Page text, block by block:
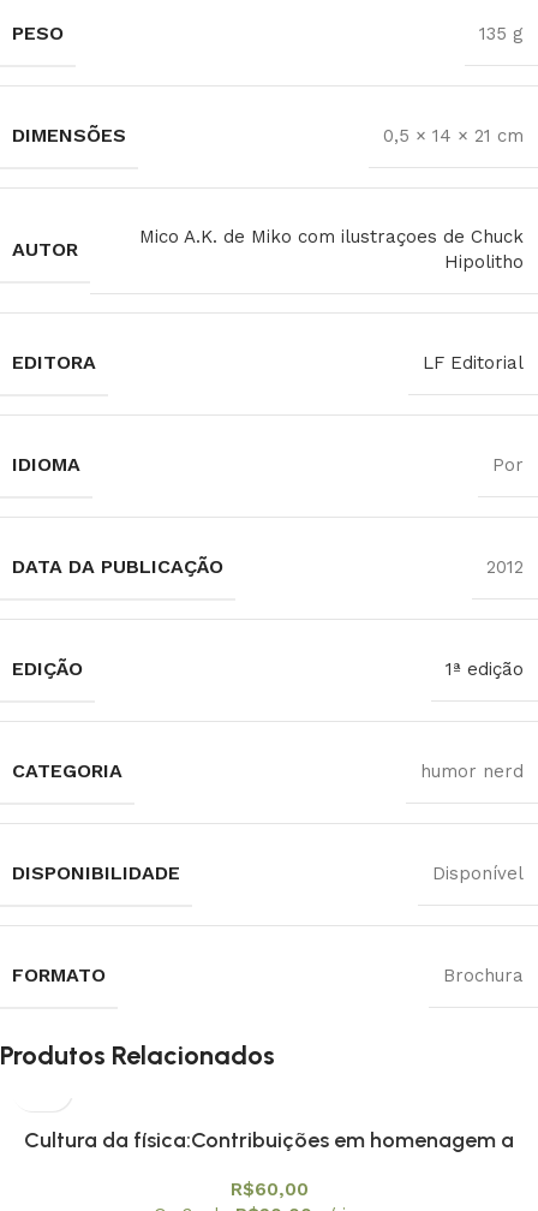
PESO 135 g
DIMENSÕES 0,5 × 14 × 21 cm
AUTOR
Mico A.K. de Miko com ilustraçoes de Chuck
Hipolitho
EDITORA LF Editorial
IDIOMA Por
DATA DA PUBLICAÇÃO 2012
EDIÇÃO 1ª edição
CATEGORIA humor nerd
DISPONIBILIDADE Disponível
FORMATO Brochura
Produtos Relacionados
Cultura da física:Contribuições em homenagem a
R$60,00